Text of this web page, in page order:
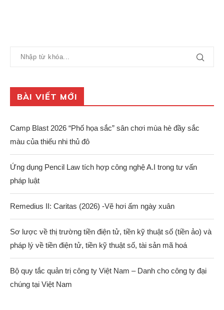
BÀI VIẾT MỚI
Camp Blast 2026 “Phố họa sắc” sân chơi mùa hè đầy sắc
màu của thiếu nhi thủ đô
Ứng dụng Pencil Law tích hợp công nghệ A.I trong tư vấn
pháp luật
Remedius II: Caritas (2026) -Vẽ hơi ấm ngày xuân
Sơ lược về thị trường tiền điện tử, tiền kỹ thuật số (tiền ảo) và
pháp lý về tiền điện tử, tiền kỹ thuật số, tài sản mã hoá
Bộ quy tắc quản trị công ty Việt Nam – Danh cho công ty đại
chúng tại Việt Nam